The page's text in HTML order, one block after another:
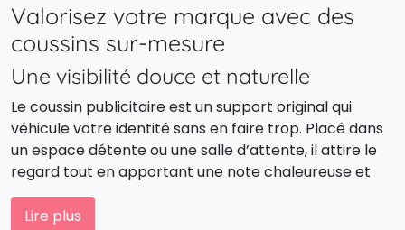
Valorisez votre marque avec des
coussins sur-mesure
Une visibilité douce et naturelle
Le coussin publicitaire est un support original qui
véhicule votre identité sans en faire trop. Placé dans
un espace détente ou une salle d’attente, il attire le
regard tout en apportant une note chaleureuse et
conviviale.
Lire plus